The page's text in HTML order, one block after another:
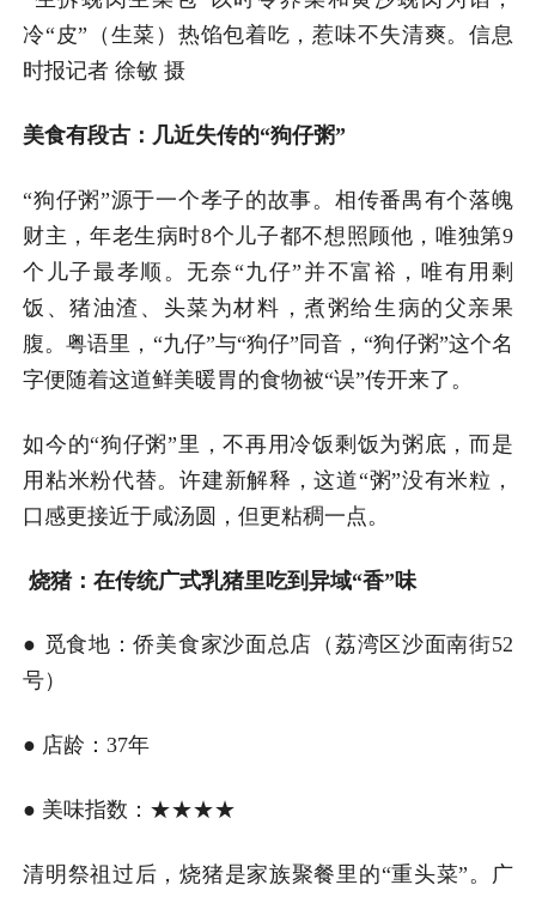
冷“皮”（生菜）热馅包着吃，惹味不失清爽。信息
时报记者 徐敏 摄
美食有段古：几近失传的“狗仔粥”
“狗仔粥”源于一个孝子的故事。相传番禺有个落魄
财主，年老生病时8个儿子都不想照顾他，唯独第9
个儿子最孝顺。无奈“九仔”并不富裕，唯有用剩
饭、猪油渣、头菜为材料，煮粥给生病的父亲果
腹。粤语里，“九仔”与“狗仔”同音，“狗仔粥”这个名
字便随着这道鲜美暖胃的食物被“误”传开来了。
如今的“狗仔粥”里，不再用冷饭剩饭为粥底，而是
用粘米粉代替。许建新解释，这道“粥”没有米粒，
口感更接近于咸汤圆，但更粘稠一点。
烧猪：在传统广式乳猪里吃到异域“香”味
● 觅食地：侨美食家沙面总店（荔湾区沙面南街52
号）
● 店龄：37年
● 美味指数：★★★★
清明祭祖过后，烧猪是家族聚餐里的“重头菜”。广